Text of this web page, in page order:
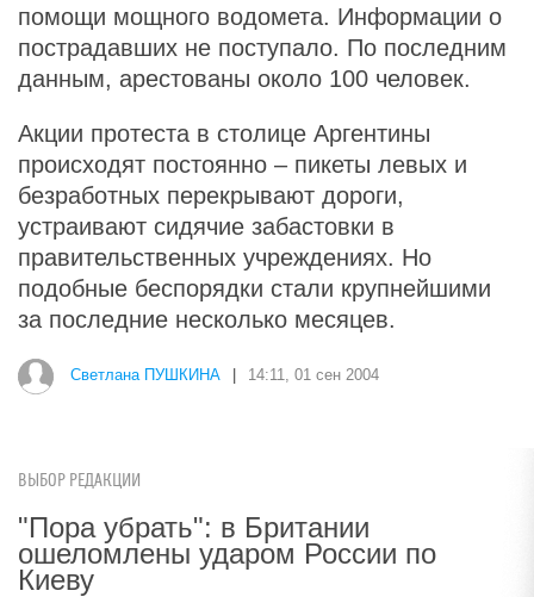
помощи мощного водомета. Информации о
пострадавших не поступало. По последним
данным, арестованы около 100 человек.
Акции протеста в столице Аргентины
происходят постоянно – пикеты левых и
безработных перекрывают дороги,
устраивают сидячие забастовки в
правительственных учреждениях. Но
подобные беспорядки стали крупнейшими
за последние несколько месяцев.
Светлана ПУШКИНА 14:11, 01 сен 2004
ВЫБОР РЕДАКЦИИ
"Пора убрать": в Британии
ошеломлены ударом России по
Киеву